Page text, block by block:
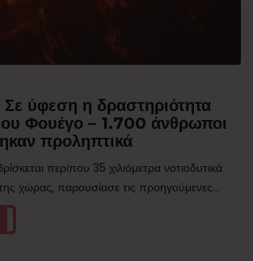
ύφεση η δραστηριότητα
Φουέγο – 1.700 άνθρωποι
προληπτικά
περίπου 35 χιλιόμετρα νοτιοδυτικά
χώρας, παρουσίασε τις προηγούμενες...